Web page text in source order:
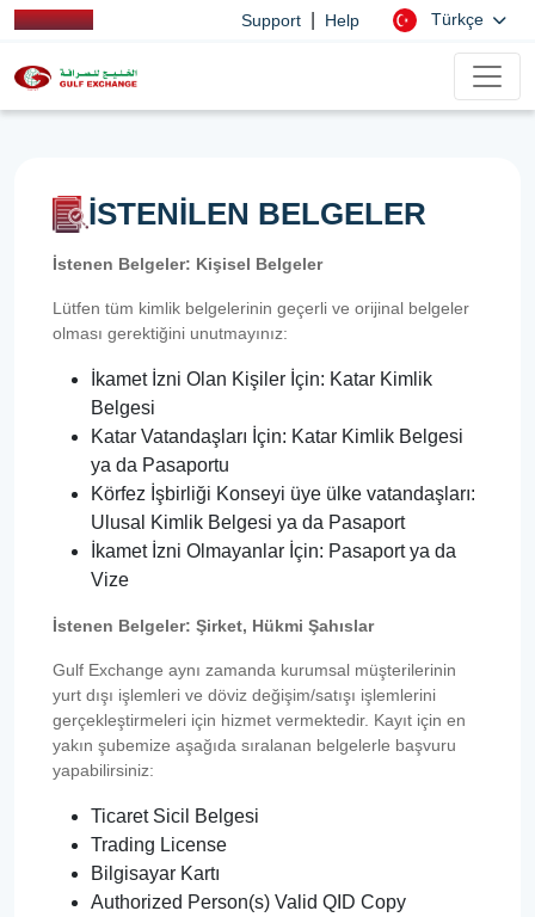
Support Help Türkçe
İSTENİLEN BELGELER
İstenen Belgeler: Kişisel Belgeler
Lütfen tüm kimlik belgelerinin geçerli ve orijinal belgeler
olması gerektiğini unutmayınız:
İkamet İzni Olan Kişiler İçin: Katar Kimlik
Belgesi
Katar Vatandaşları İçin: Katar Kimlik Belgesi
ya da Pasaportu
Körfez İşbirliği Konseyi üye ülke vatandaşları:
Ulusal Kimlik Belgesi ya da Pasaport
İkamet İzni Olmayanlar İçin: Pasaport ya da
Vize
İstenen Belgeler: Şirket, Hükmi Şahıslar
Gulf Exchange aynı zamanda kurumsal müşterilerinin
yurt dışı işlemleri ve döviz değişim/satışı işlemlerini
gerçekleştirmeleri için hizmet vermektedir. Kayıt için en
yakın şubemize aşağıda sıralanan belgelerle başvuru
yapabilirsiniz:
Ticaret Sicil Belgesi
Trading License
Bilgisayar Kartı
Authorized Person(s) Valid QID Copy